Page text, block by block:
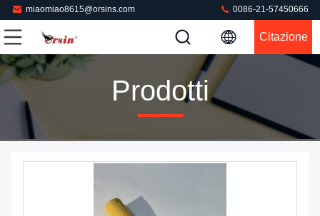
miaomiao8615@orsins.com 0086-21-57450666
Citazione
Prodotti